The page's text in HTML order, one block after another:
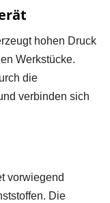
hohen Druck
Werkstücke.
die
verbinden sich
vorwiegend
Die